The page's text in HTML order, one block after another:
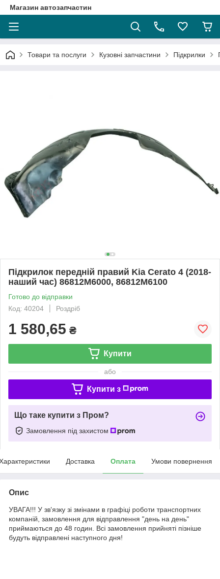
Магазин автозапчастин
Товари та послуги Кузовні запчастини Підкрилки
Підкрилок передній правий Kia Cerato 4 (2018-
наший час) 86812M6000, 86812M6100
Готово до відправки
Код: 40204
Роздріб
1 580,65 ₴
Купити
або
Купити з
Що таке купити з Пром?
Замовлення під захистом
Доставка Оплата Умови повернення
Опис
УВАГА!!! У зв'язку зі змінами в графіці роботи транспортних
компаній, замовлення для відправлення "день на день"
приймаються до 48 годин. Всі замовлення прийняті пізніше
будуть відправлені наступного дня!